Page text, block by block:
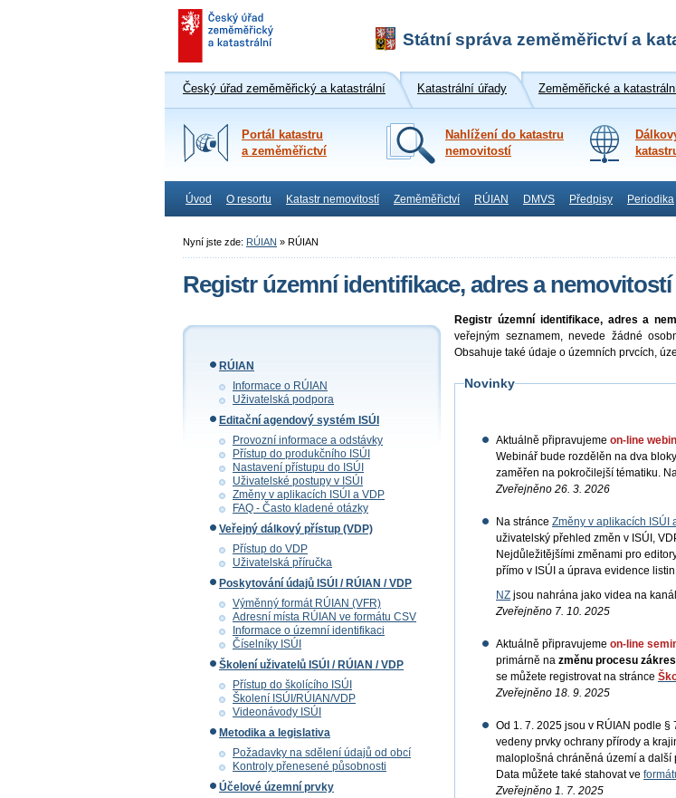
Státní správa zeměměřictví a
Český úřad zeměměřický a katastrální Katastrální úřady Zeměměřické a
Portál katastru
a zeměměřictví
Nahlížení do katastru
nemovitostí
Úvod O resortu Katastr nemovitostí Zeměměřictví RÚIAN DMVS Předpisy Periodika
Nyní jste zde: RÚIAN » RÚIAN
Registr územní identifikace, adres a nemovitostí
RÚIAN
Informace o RÚIAN
Uživatelská podpora
Editační agendový systém ISÚI
Provozní informace a odstávky
Přístup do produkčního ISÚI
Nastavení přístupu do ISÚI
Uživatelské postupy v ISÚI
Změny v aplikacích ISÚI a VDP
FAQ - Často kladené otázky
Veřejný dálkový přístup (VDP)
Přístup do VDP
Uživatelská příručka
Poskytování údajů ISÚI / RÚIAN / VDP
Výměnný formát RÚIAN (VFR)
Adresní místa RÚIAN ve formátu CSV
Informace o územní identifikaci
Číselníky ISÚI
Školení uživatelů ISÚI / RÚIAN / VDP
Přístup do školícího ISÚI
Školení ISÚI/RÚIAN/VDP
Videonávody ISÚI
Metodika a legislativa
Požadavky na sdělení údajů od obcí
Kontroly přenesené působnosti
Účelové územní prvky
Registr územní identifikace, adres a
veřejným seznamem, nevede žádné
Obsahuje také údaje o územních prvcích,
Novinky
Aktuálně připravujeme on-line
Webinář bude rozdělěn na dva
zaměřen na pokročilejší tématiku.
Zveřejněno 26. 3. 2026
Na stránce Změny v aplikacích ISÚI
uživatelský přehled změn v ISÚI,
Nejdůležitějšími změnami pro
přímo v ISÚI a úprava evidence
NZ jsou nahrána jako videa na
Zveřejněno 7. 10. 2025
Aktuálně připravujeme on-line
primárně na změnu procesu
se můžete registrovat na stránce
Zveřejněno 18. 9. 2025
Od 1. 7. 2025 jsou v RÚIAN podle
vedeny prvky ochrany přírody a
maloplošná chráněná území a další
Data můžete také stahovat ve
Zveřejněno 1. 7. 2025